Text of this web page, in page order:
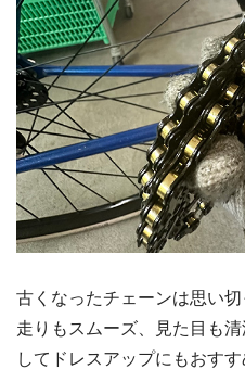
古くなったチェーンは思い切
走りもスムーズ、見た目も
してドレスアップにもおす